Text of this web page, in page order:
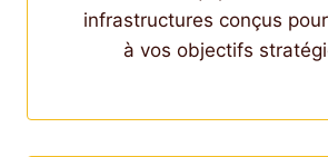
infrastructures conçus
à vos objectifs